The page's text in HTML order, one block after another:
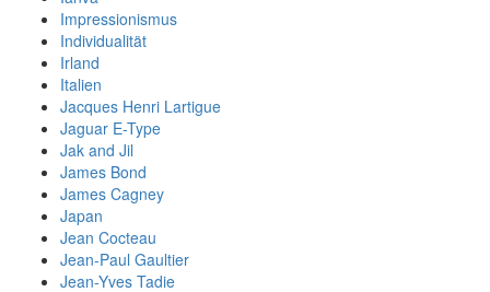
Impressionismus
Individualität
Irland
Italien
Jacques Henri Lartigue
Jaguar E-Type
Jak and Jil
James Bond
James Cagney
Japan
Jean Cocteau
Jean-Paul Gaultier
Jean-Yves Tadie